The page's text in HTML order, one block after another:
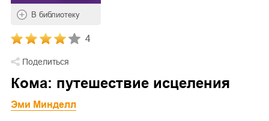
В библиотеку
4
Поделиться
Кома: путешествие исцеления
Эми Минделл